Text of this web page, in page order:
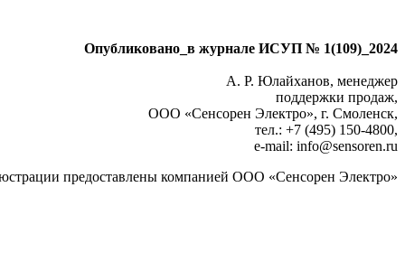
Опубликовано_в журнале ИСУП № 1(109)_2024
А. Р. Юлайханов, менеджер
поддержки продаж,
ООО «Сенсорен Электро», г. Смоленск,
тел.: +7 (495) 150‑4800,
e-mail: info@sensoren.ru
предоставлены компанией ООО «Сенсорен Электро»